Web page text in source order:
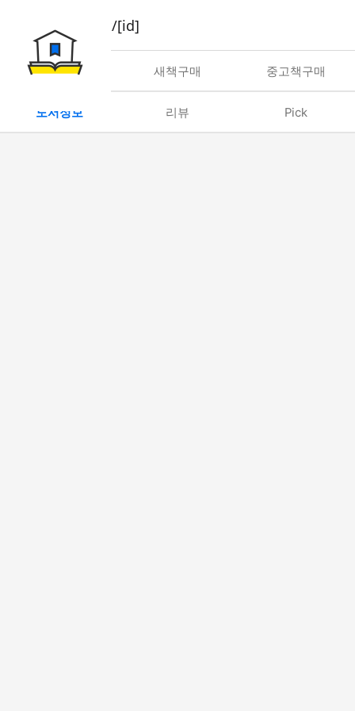
book/rent/[id]
대여 새책구매 중고책구매
도서정보 리뷰 Pick